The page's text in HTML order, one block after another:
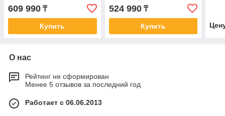
609 990 ₸
Купить
524 990₸
Купить
О нас
Рейтинг не сформирован
Менее 5 отзывов за последний год
Работает с 06.06.2013